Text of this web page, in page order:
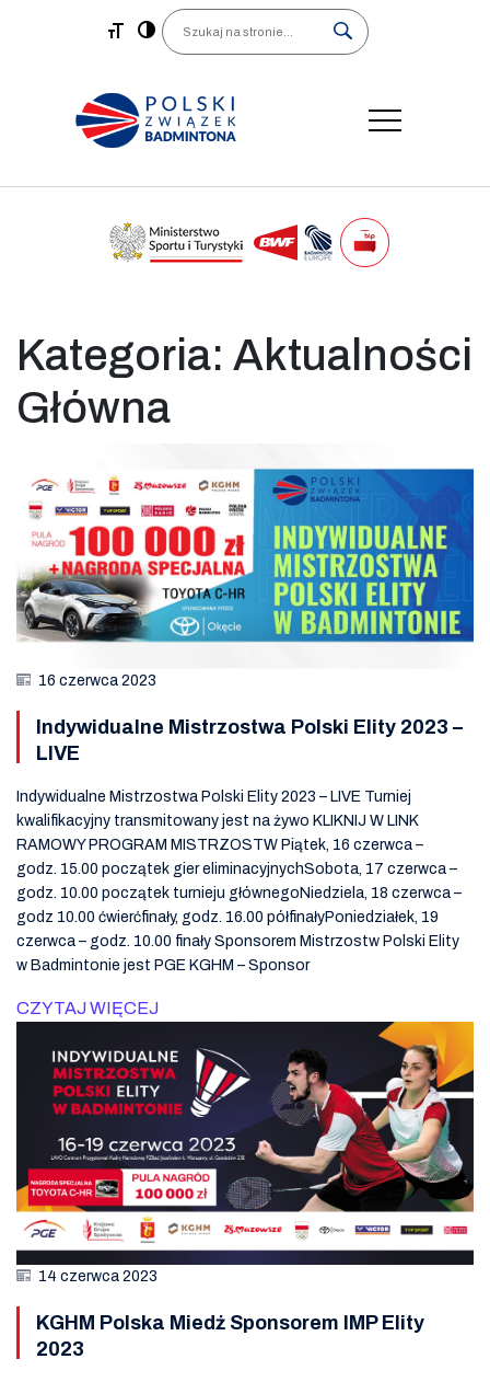
Main Navigation
Search
Kategoria: Aktualności
Główna
16 czerwca 2023
Indywidualne Mistrzostwa Polski Elity 2023 –
LIVE
Indywidualne Mistrzostwa Polski Elity 2023 – LIVE Turniej
kwalifikacyjny transmitowany jest na żywo KLIKNIJ W LINK
RAMOWY PROGRAM MISTRZOSTW Piątek, 16 czerwca –
godz. 15.00 początek gier eliminacyjnychSobota, 17 czerwca –
godz. 10.00 początek turnieju głównegoNiedziela, 18 czerwca –
godz 10.00 ćwierćfinały, godz. 16.00 półfinałyPoniedziałek, 19
czerwca – godz. 10.00 finały Sponsorem Mistrzostw Polski Elity
w Badmintonie jest PGE KGHM – Sponsor
CZYTAJ WIĘCEJ
14 czerwca 2023
KGHM Polska Miedź Sponsorem IMP Elity
2023